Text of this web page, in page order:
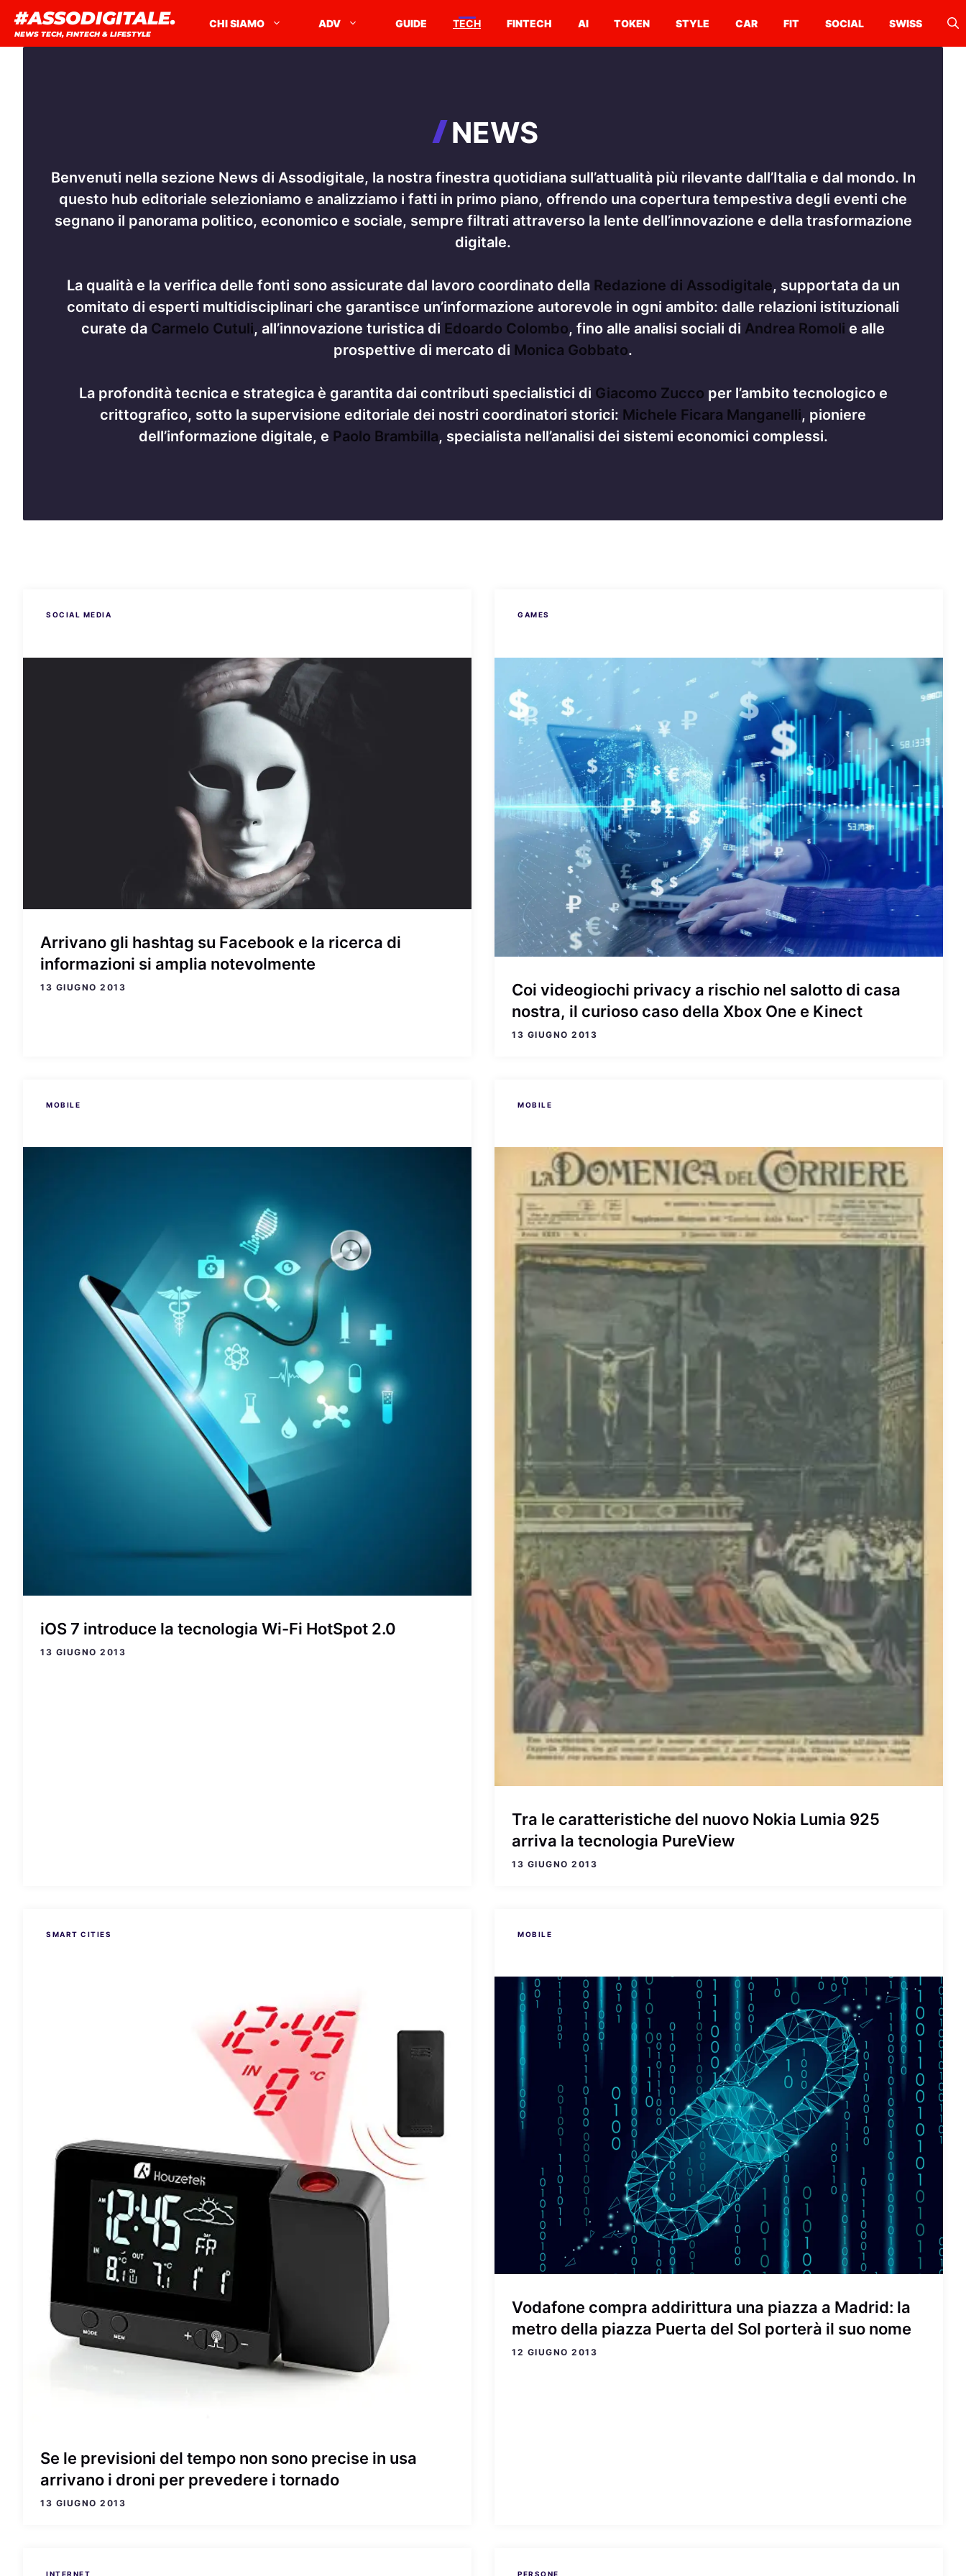
contenuto
#ASSODIGITALE.
NEWS TECH, FINTECH & LIFESTYLE
CHI SIAMO ADV GUIDE TECH FINTECH AI TOKEN STYLE CAR FIT SOCIAL SWISS
NEWS
Benvenuti nella sezione News di Assodigitale, la nostra finestra quotidiana sull’attualità più rilevante dall’Italia e dal mondo. In
questo hub editoriale selezioniamo e analizziamo i fatti in primo piano, offrendo una copertura tempestiva degli eventi che
segnano il panorama politico, economico e sociale, sempre filtrati attraverso la lente dell’innovazione e della trasformazione
digitale.
La qualità e la verifica delle fonti sono assicurate dal lavoro coordinato della Redazione di Assodigitale, supportata da un
comitato di esperti multidisciplinari che garantisce un’informazione autorevole in ogni ambito: dalle relazioni istituzionali
curate da Carmelo Cutuli, all’innovazione turistica di Edoardo Colombo, fino alle analisi sociali di Andrea Romoli e alle
prospettive di mercato di Monica Gobbato.
La profondità tecnica e strategica è garantita dai contributi specialistici di Giacomo Zucco per l’ambito tecnologico e
crittografico, sotto la supervisione editoriale dei nostri coordinatori storici: Michele Ficara Manganelli, pioniere
dell’informazione digitale, e Paolo Brambilla, specialista nell’analisi dei sistemi economici complessi.
SOCIAL MEDIA
Arrivano gli hashtag su Facebook e la ricerca di
informazioni si amplia notevolmente
13 GIUGNO 2013
GAMES
Coi videogiochi privacy a rischio nel salotto di casa
nostra, il curioso caso della Xbox One e Kinect
13 GIUGNO 2013
MOBILE
iOS 7 introduce la tecnologia Wi-Fi HotSpot 2.0
13 GIUGNO 2013
MOBILE
Tra le caratteristiche del nuovo Nokia Lumia 925
arriva la tecnologia PureView
13 GIUGNO 2013
SMART CITIES
Se le previsioni del tempo non sono precise in usa
arrivano i droni per prevedere i tornado
13 GIUGNO 2013
MOBILE
Vodafone compra addirittura una piazza a Madrid: la
metro della piazza Puerta del Sol porterà il suo nome
12 GIUGNO 2013
INTERNET PERSONE